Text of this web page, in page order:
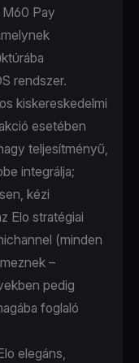
M60 Pay
rendszer.
kiskereskedelmi
esetében
teljesítményű,
integrálja;
kézi
Elo stratégiai
(minden
–
pedig
foglaló
elegáns,